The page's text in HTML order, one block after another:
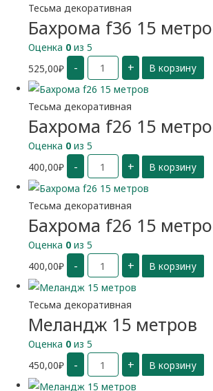
Тесьма декоративная
Бахрома f36 15
Оценка 0 из 5
525,00₽ -
Количество
Бахрома
f36
15
метров
+ В корзину
Тесьма декоративная
Бахрома f26 15
Оценка 0 из 5
400,00₽ -
Количество
Бахрома
f26
15
метров
+ В корзину
Тесьма декоративная
Бахрома f26 15
Оценка 0 из 5
400,00₽ -
Количество
Бахрома
f26
15
метров
+ В корзину
Тесьма декоративная
Меландж 15 метров
Оценка 0 из 5
450,00₽ -
Количество
Меландж
15
метров
+ В корзину